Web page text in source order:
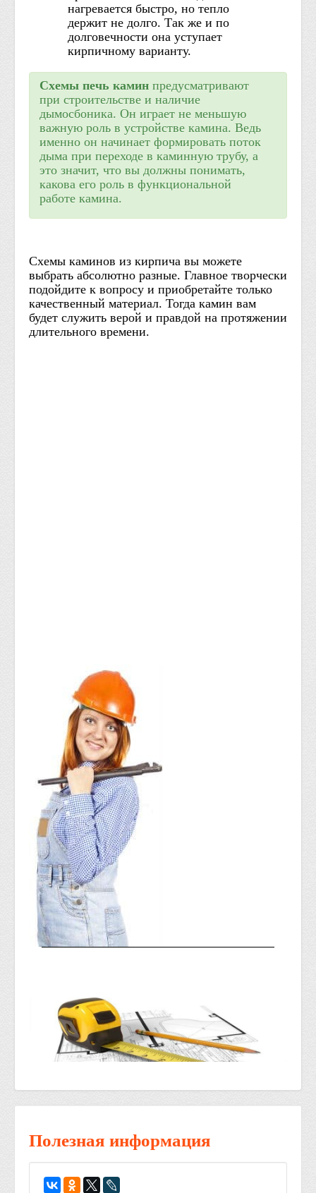
нагревается быстро, но тепло
держит не долго. Так же и по
долговечности она уступает
кирпичному варианту.
Схемы печь камин предусматривают
при строительстве и наличие
дымосбоника. Он играет не меньшую
важную роль в устройстве камина. Ведь
именно он начинает формировать поток
дыма при переходе в каминную трубу, а
это значит, что вы должны понимать,
какова его роль в функциональной
работе камина.
Схемы каминов из кирпича вы можете
выбрать абсолютно разные. Главное творчески
подойдите к вопросу и приобретайте только
качественный материал. Тогда камин вам
будет служить верой и правдой на протяжении
длительного времени.
Полезная информация